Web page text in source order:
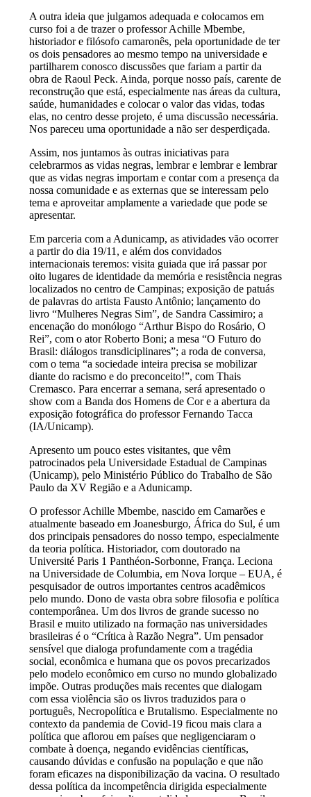
A outra ideia que julgamos adequada e colocamos em
curso foi a de trazer o professor Achille Mbembe,
historiador e filósofo camaronês, pela oportunidade de ter
os dois pensadores ao mesmo tempo na universidade e
partilharem conosco discussões que fariam a partir da
obra de Raoul Peck. Ainda, porque nosso país, carente de
reconstrução que está, especialmente nas áreas da cultura,
saúde, humanidades e colocar o valor das vidas, todas
elas, no centro desse projeto, é uma discussão necessária.
Nos pareceu uma oportunidade a não ser desperdiçada.
Assim, nos juntamos às outras iniciativas para
celebrarmos as vidas negras, lembrar e lembrar e lembrar
que as vidas negras importam e contar com a presença da
nossa comunidade e as externas que se interessam pelo
tema e aproveitar amplamente a variedade que pode se
apresentar.
Em parceria com a Adunicamp, as atividades vão ocorrer
a partir do dia 19/11, e além dos convidados
internacionais teremos: visita guiada que irá passar por
oito lugares de identidade da memória e resistência negras
localizados no centro de Campinas; exposição de patuás
de palavras do artista Fausto Antônio; lançamento do
livro “Mulheres Negras Sim”, de Sandra Cassimiro; a
encenação do monólogo “Arthur Bispo do Rosário, O
Rei”, com o ator Roberto Boni; a mesa “O Futuro do
Brasil: diálogos transdiciplinares”; a roda de conversa,
com o tema “a sociedade inteira precisa se mobilizar
diante do racismo e do preconceito!”, com Thais
Cremasco. Para encerrar a semana, será apresentado o
show com a Banda dos Homens de Cor e a abertura da
exposição fotográfica do professor Fernando Tacca
(IA/Unicamp).
Apresento um pouco estes visitantes, que vêm
patrocinados pela Universidade Estadual de Campinas
(Unicamp), pelo Ministério Público do Trabalho de São
Paulo da XV Região e a Adunicamp.
O professor Achille Mbembe, nascido em Camarões e
atualmente baseado em Joanesburgo, África do Sul, é um
dos principais pensadores do nosso tempo, especialmente
da teoria política. Historiador, com doutorado na
Université Paris 1 Panthéon-Sorbonne, França. Leciona
na Universidade de Columbia, em Nova Iorque – EUA, é
pesquisador de outros importantes centros acadêmicos
pelo mundo. Dono de vasta obra sobre filosofia e política
contemporânea. Um dos livros de grande sucesso no
Brasil e muito utilizado na formação nas universidades
brasileiras é o “Crítica à Razão Negra”. Um pensador
sensível que dialoga profundamente com a tragédia
social, econômica e humana que os povos precarizados
pelo modelo econômico em curso no mundo globalizado
impõe. Outras produções mais recentes que dialogam
com essa violência são os livros traduzidos para o
português, Necropolítica e Brutalismo. Especialmente no
contexto da pandemia de Covid-19 ficou mais clara a
política que aflorou em países que negligenciaram o
combate à doença, negando evidências científicas,
causando dúvidas e confusão na população e que não
foram eficazes na disponibilização da vacina. O resultado
dessa política da incompetência dirigida especialmente